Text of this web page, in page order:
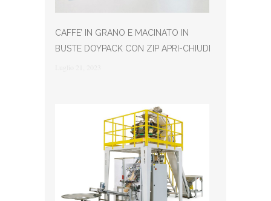
CAFFE’ IN GRANO E MACINATO IN
BUSTE DOYPACK CON ZIP APRI-CHIUDI